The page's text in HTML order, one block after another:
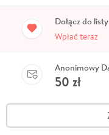
Dołącz do listy
Wpłać teraz
Anonimowy
50 zł